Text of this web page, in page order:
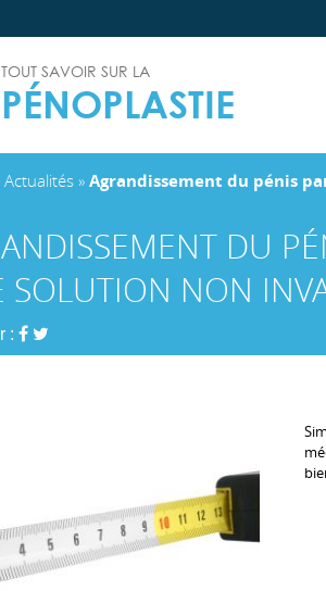
TOUT SAVOIR SUR LA
PÉNOPLASTIE
Actualités » Agrandissement du pénis
DU
SOLUTION NON
: